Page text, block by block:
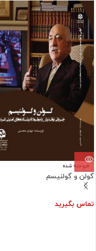
فروخته شده
گولن و گولنيسم
تماس بگیرید